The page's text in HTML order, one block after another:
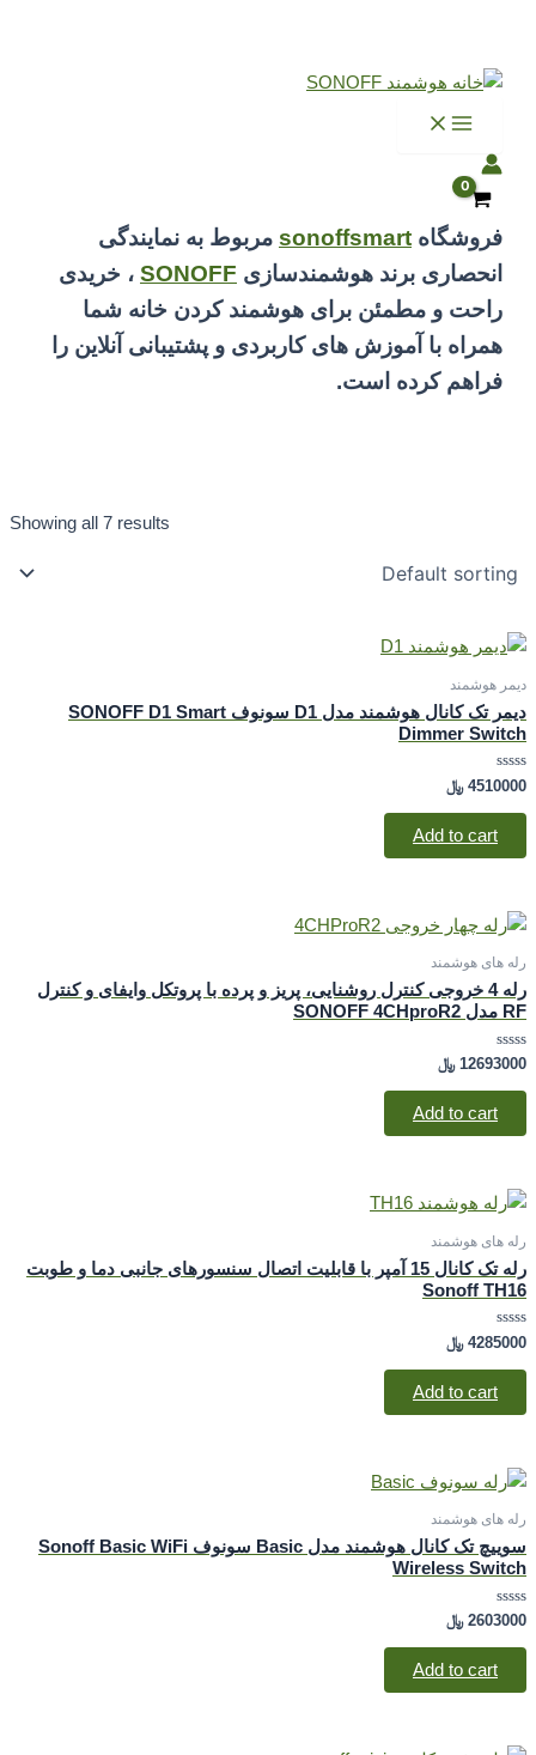
پرش
Main
فروشگاه sonoffsmart مربوط به نمایندگی
انحصاری برند هوشمندسازی SONOFF ، خریدی
راحت و مطمئن برای هوشمند کردن خانه شما
همراه با آموزش های کاربردی و پشتیبانی آنلاین را
فراهم کرده است.
Showing all 7 results
دیمر هوشمند
دیمر تک کانال هوشمند مدل D1 سونوف SONOFF D1 Smart
Dimmer Switch
Rated
out
4510000 ﷼
Add to cart
رله های هوشمند
رله 4 خروجی کنترل روشنایی، پریز و پرده با پروتکل وایفای و کنترل
RF مدل SONOFF 4CHproR2
Rated
out
12693000 ﷼
Add to cart
رله های هوشمند
رله تک کانال 15 آمپر با قابلیت اتصال سنسورهای جانبی دما و طوبت
Sonoff TH16
Rated
out
4285000 ﷼
Add to cart
رله های هوشمند
سوییچ تک کانال هوشمند مدل Basic سونوف Sonoff Basic WiFi
Wireless Switch
Rated
out
2603000 ﷼
Add to cart